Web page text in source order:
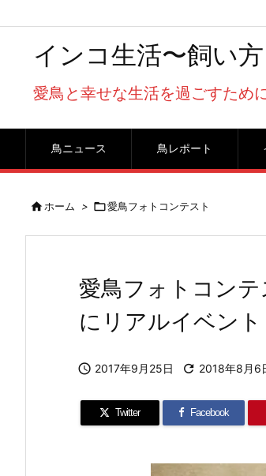
インコ生活〜飼い
愛鳥と幸せな生活を過ごすため
鳥ニュース 鳥レポート
ホーム > 愛鳥フォトコンテスト
愛鳥フォトコン
にリアルイベント
 2017年9月25日  2018年8月6
Twitter Facebook